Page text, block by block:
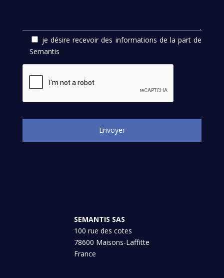
je désire recevoir des informations de la part de
Semantis
SEMANTIS SAS
100 rue des cotes
78600 Maisons-Laffitte
France